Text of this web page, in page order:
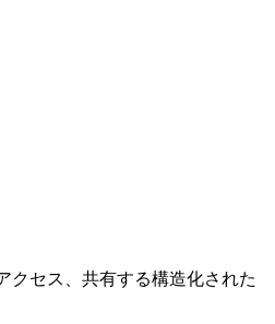
クセス、共有する構造化された